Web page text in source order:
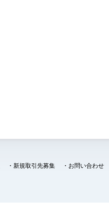
・ 新規取引先募集 ・ お問い合わせ